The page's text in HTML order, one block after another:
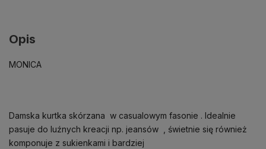
Opis
MONICA
Damska kurtka skórzana w casualowym fasonie . Idealnie
pasuje do luźnych kreacji np. jeansów , świetnie się również
komponuje z sukienkami i bardziej